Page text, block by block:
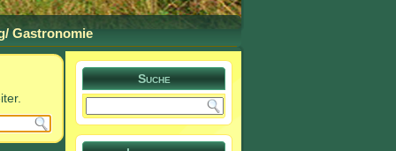
Gastronomie
Suche